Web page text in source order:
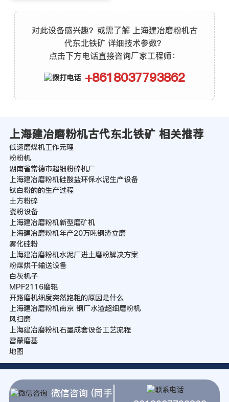
对此设备感兴趣？或需了解 上海建冶磨粉机古
代东北铁矿 详细技术参数？
点击下方电话直接咨询厂家工程师：
+8618037793862
上海建冶磨粉机古代东北铁矿 相关推荐
低速磨煤机工作元理
粉粉机
湖南省常德市超细粉碎机厂
上海建冶磨粉机硅酸盐环保水泥生产设备
钛白粉的的生产过程
土方粉碎
瓷粉设备
上海建冶磨粉机新型磨矿机
上海建冶磨粉机年产20万吨钢渣立磨
雾化硅粉
上海建冶磨粉机水泥厂进土磨粉解决方案
粉煤烘干输送设备
白灰机子
MPF2116磨辊
开路磨机细度突然跑粗的原因是什么
上海建冶磨粉机南京 钢厂水渣超细磨粉机
风扫磨
上海建冶磨粉机石墨成套设备工艺流程
雷蒙磨基
地图
微信咨询 (同手